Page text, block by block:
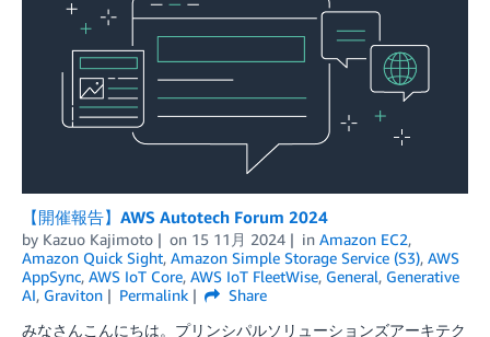
【開催報告】AWS Autotech Forum 2024
by Kazuo Kajimoto on 15 11月 2024 in Amazon EC2,
Amazon Quick Sight, Amazon Simple Storage Service (S3), AWS
AppSync, AWS IoT Core, AWS IoT FleetWise, General, Generative
AI, Graviton Permalink
Share
みなさんこんにちは。プリンシパルソリューションズアーキテク